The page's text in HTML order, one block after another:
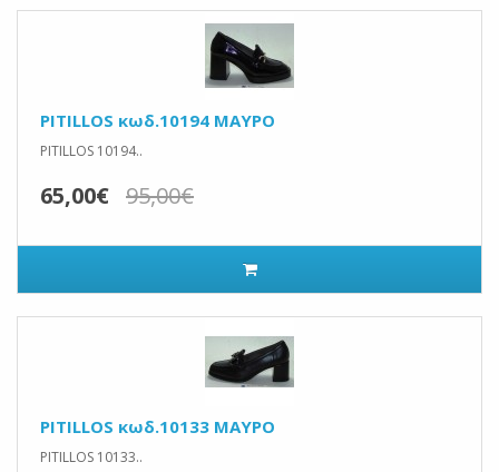
PITILLOS κωδ.10194 ΜΑΥΡΟ
PITILLOS 10194..
65,00€ 95,00€
PITILLOS κωδ.10133 ΜΑΥΡΟ
PITILLOS 10133..